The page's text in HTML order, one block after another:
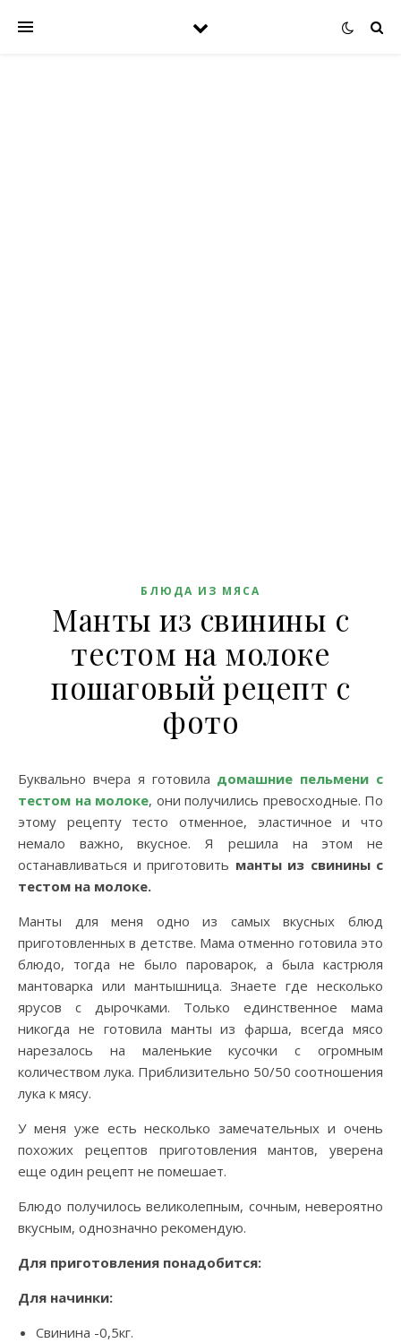
БЛЮДА ИЗ МЯСА
Манты из свинины с
тестом на молоке
пошаговый рецепт с
фото
Буквально вчера я готовила домашние пельмени с
тестом на молоке, они получились превосходные. По
этому рецепту тесто отменное, эластичное и что
немало важно, вкусное. Я решила на этом не
останавливаться и приготовить манты из свинины с
тестом на молоке.
Манты для меня одно из самых вкусных блюд
приготовленных в детстве. Мама отменно готовила это
блюдо, тогда не было пароварок, а была кастрюля
мантоварка или мантышница. Знаете где несколько
ярусов с дырочками. Только единственное мама
никогда не готовила манты из фарша, всегда мясо
нарезалось на маленькие кусочки с огромным
количеством лука. Приблизительно 50/50 соотношения
лука к мясу.
У меня уже есть несколько замечательных и очень
похожих рецептов приготовления мантов, уверена
еще один рецепт не помешает.
Блюдо получилось великолепным, сочным, невероятно
вкусным, однозначно рекомендую.
Для приготовления понадобится:
Для начинки:
Свинина -0,5кг.